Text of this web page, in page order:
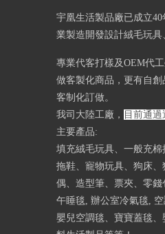
宇凰生活製品廠已成立40
業製造開發設計絨毛玩具
專業代客打樣及OEM代
做客製化商品，更有自
客制化訂做。
我司大陸工廠， 目前通
主要產品:
填充絨毛玩具、一般充
拖鞋、寵物玩具、狗床
偶、造型筆、票夾、零
午睡毯, 辦公室冷氣毯,
嬰兒空調毯、寶寶蓋毯